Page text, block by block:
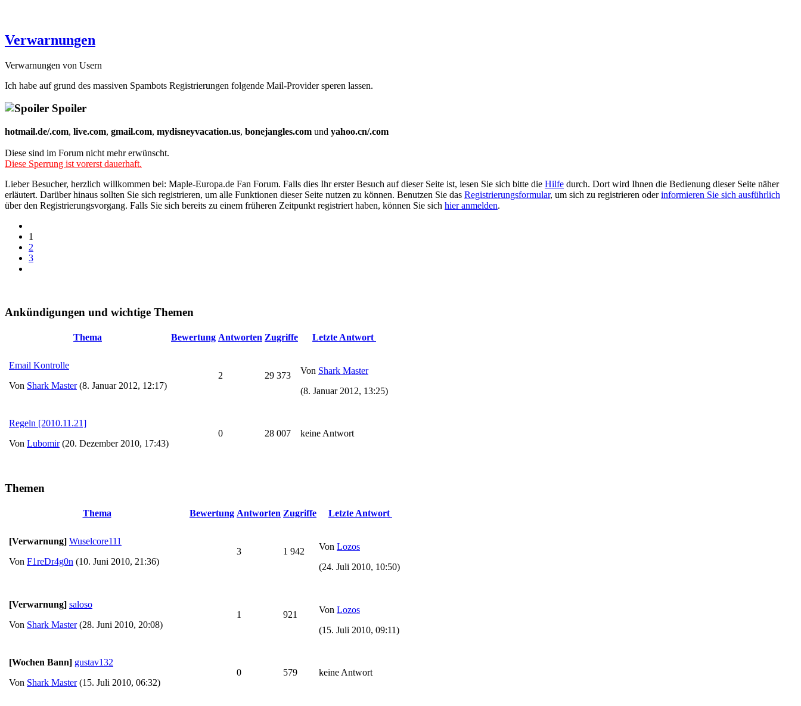
Verwarnungen
Verwarnungen von Usern
Ich habe auf grund des massiven Spambots Registrierungen folgende Mail-Provider speren lassen.
Spoiler
hotmail.de/.com, live.com, gmail.com, mydisneyvacation.us, bonejangles.com und yahoo.cn/.com
Diese sind im Forum nicht mehr erwünscht.
Diese Sperrung ist vorerst dauerhaft.
Lieber Besucher, herzlich willkommen bei: Maple-Europa.de Fan Forum. Falls dies Ihr erster Besuch auf dieser Seite ist, lesen Sie sich bitte die Hilfe durch. Dort wird Ihnen die Bedienung dieser Seite näher
erläutert. Darüber hinaus sollten Sie sich registrieren, um alle Funktionen dieser Seite nutzen zu können. Benutzen Sie das Registrierungsformular, um sich zu registrieren oderinformieren Sie sich ausführlich
über den Registrierungsvorgang. Falls Sie sich bereits zu einem früheren Zeitpunkt registriert haben, können Sie sich hier anmelden.
1
2
3
Ankündigungen und wichtige Themen
Thema Bewertung Antworten Zugriffe Letzte Antwort
Email Kontrolle
Von Shark Master(8. Januar 2012, 12:17)
2 29 373 Von Shark Master
(8. Januar 2012, 13:25)
Regeln [2010.11.21]
Von Lubomir(20. Dezember 2010, 17:43)
0 28 007 keine Antwort
Themen
Thema Bewertung Antworten Zugriffe Letzte Antwort
[Verwarnung] Wuselcore111
Von F1reDr4g0n (10. Juni 2010, 21:36)
3 1 942 Von Lozos
(24. Juli 2010, 10:50)
[Verwarnung] saloso
Von Shark Master(28. Juni 2010, 20:08)
1 921 Von Lozos
(15. Juli 2010, 09:11)
[Wochen Bann] gustav132
Von Shark Master(15. Juli 2010, 06:32)
0 579 keine Antwort